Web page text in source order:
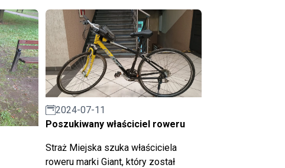
2024-07-11
Poszukiwany właściciel roweru
Straż Miejska szuka właściciela
roweru marki Giant, który został